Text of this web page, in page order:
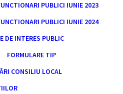
PUBLICI IUNIE 2023
PUBLICI IUNIE 2024
DE INTERES PUBLIC
FORMULARE TIP
CONSILIU LOCAL